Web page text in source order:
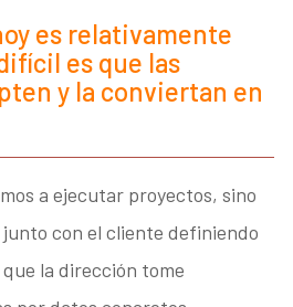
es relativamente
es que las
y la conviertan en
a ejecutar proyectos, sino
con el cliente definiendo
la dirección tome